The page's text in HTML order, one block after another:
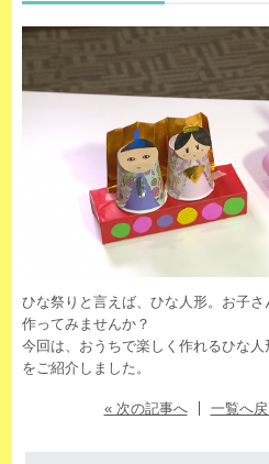
ひな祭りと言えば、ひな人形。お子
作ってみませんか？
今回は、おうちで楽しく作れるひな
をご紹介しました。
« 次の記事へ 一覧へ